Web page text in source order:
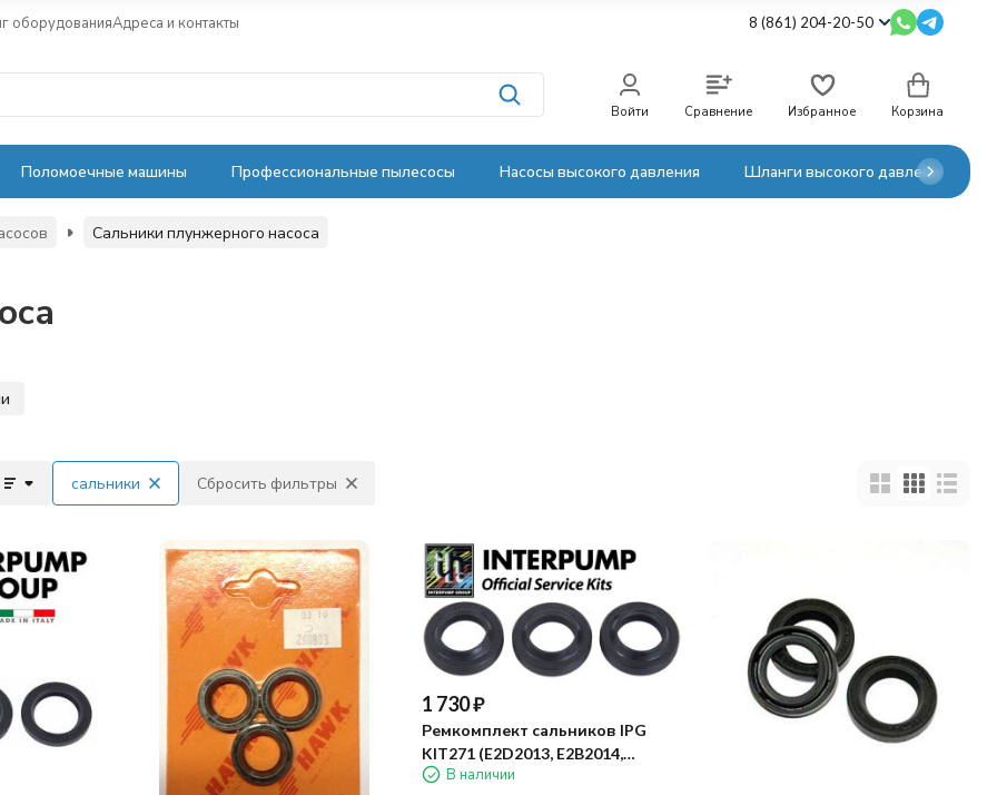
оборудованияАдреса и контакты 8 (861) 204-20-50
Войти Сравнение Избранное Корзина
Поломоечные машины Профессиональные пылесосы Насосы высокого давления Шланги высокого давления
Сальники плунжерного насоса
сальники Сбросить фильтры
1 730₽
Ремкомплект сальников IPG
KIT271 (E2D2013, E2B2014,
E3B2515, E3B2121)
В наличии